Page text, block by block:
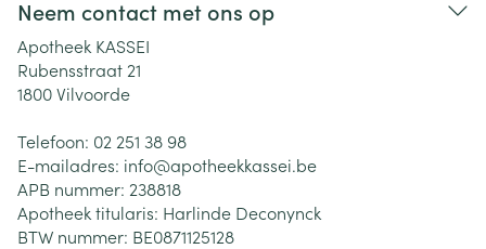
Neem contact met ons op
Apotheek KASSEI
Rubensstraat 21
1800Vilvoorde
Telefoon: 02 251 38 98
E-mailadres: info@apotheekkassei.be
APB nummer: 238818
Apotheek titularis: Harlinde Deconynck
BTW nummer: BE0871125128